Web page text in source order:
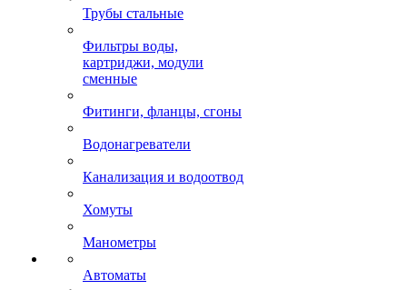
Трубы стальные
Фильтры воды,
картриджи, модули
сменные
Фитинги, фланцы, сгоны
Водонагреватели
Канализация и водоотвод
Хомуты
Манометры
Автоматы